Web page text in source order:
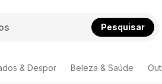
Pesquisar
& Despor Beleza & Saúde